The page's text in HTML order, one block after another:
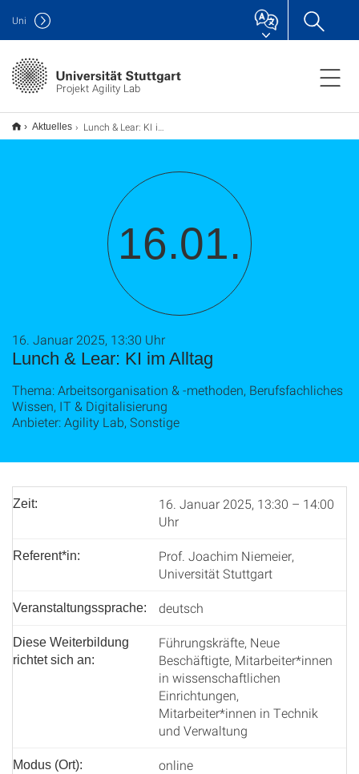
Projekt Agility Lab
Uni
Aktuelles Lunch & Lear: KI im Alltag
16.01.
Lunch & Lear: KI im Alltag
16. Januar 2025, 13:30 Uhr
Thema: Arbeitsorganisation & ‑methoden, Berufsfachliches
Wissen, IT & Digitalisierung
Anbieter: Agility Lab, Sonstige
Zeit:
16. Januar 2025, 13:30 – 14:00
Uhr
Referent*in:
Prof. Joachim Niemeier,
Universität Stuttgart
Veranstaltungssprache: deutsch
Diese Weiterbildung
richtet sich an:
Führungskräfte, Neue
Beschäftigte, Mitarbeiter*innen
in wissenschaftlichen
Einrichtungen,
Mitarbeiter*innen in Technik
und Verwaltung
Modus (Ort): online